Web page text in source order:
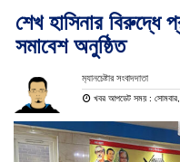
শেখ হাসিনার বিরুদ্ধে
সমাবেশ অনুষ্ঠিত
ম‍্যানচেষ্টার সংবাদদাতা
খবর আপডেট সময় :